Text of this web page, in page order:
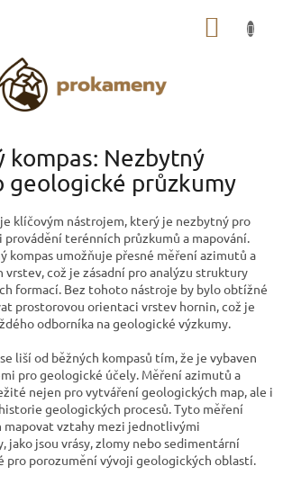
kompas: Nezbytný
geologické průzkumy
klíčovým nástrojem, který je nezbytný pro
provádění terénních průzkumů a mapování.
kompas umožňuje přesné měření azimutů a
vrstev, což je zásadní pro analýzu struktury
formací. Bez tohoto nástroje by bylo obtížné
prostorovou orientaci vrstev hornin, což je
odborníka na geologické výzkumy.
liší od běžných kompasů tím, že je vybaven
pro geologické účely. Měření azimutů a
nejen pro vytváření geologických map, ale i
geologických procesů. Tyto měření
mapovat vztahy mezi jednotlivými
jako jsou vrásy, zlomy nebo sedimentární
pro porozumění vývoji geologických oblastí.